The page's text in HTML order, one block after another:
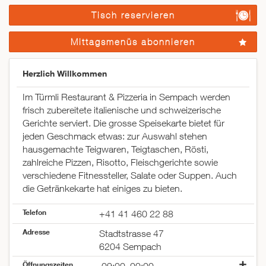
Tisch reservieren
Mittagsmenüs abonnieren
Herzlich Willkommen
Im Türmli Restaurant & Pizzeria in Sempach werden
frisch zubereitete italienische und schweizerische
Gerichte serviert. Die grosse Speisekarte bietet für
jeden Geschmack etwas: zur Auswahl stehen
hausgemachte Teigwaren, Teigtaschen, Rösti,
zahlreiche Pizzen, Risotto, Fleischgerichte sowie
verschiedene Fitnessteller, Salate oder Suppen. Auch
die Getränkekarte hat einiges zu bieten.
Telefon +41 41 460 22 88
Adresse
Stadtstrasse 47
6204 Sempach